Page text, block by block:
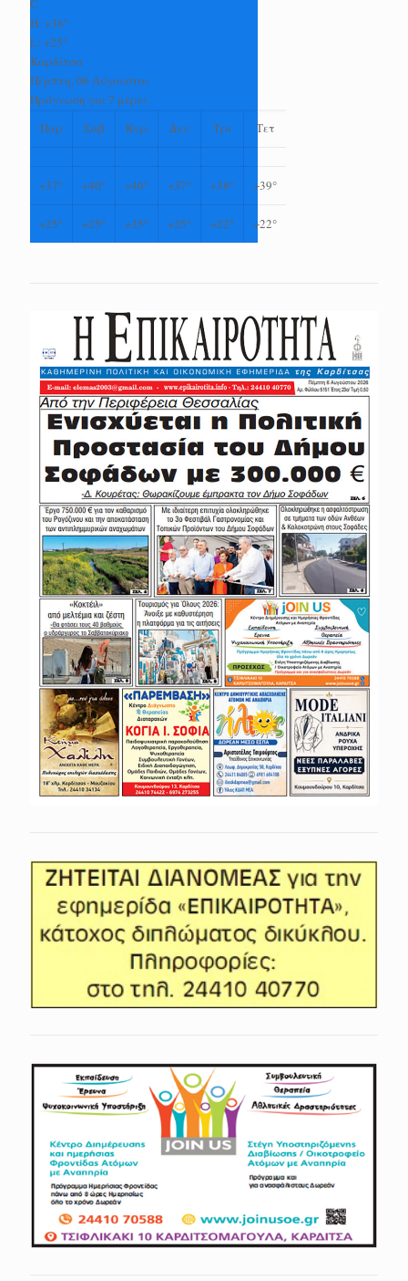
H: +36°
L: +25°
Καρδίτσα
Πέμπτη, 06 Αύγουστος
Πρόγνωση για 7 μέρες
Παρ
Σαβ Κυρ Δευ Τρι Τετ
+37° +40° +40° +37° +38° +39°
+25° +25° +25° +25° +22° +22°